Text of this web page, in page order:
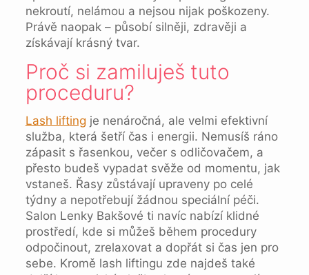
nekroutí, nelámou a nejsou nijak poškozeny.
Právě naopak – působí silněji, zdravěji a
získávají krásný tvar.
Proč si zamiluješ tuto
proceduru?
Lash lifting je nenáročná, ale velmi efektivní
služba, která šetří čas i energii. Nemusíš ráno
zápasit s řasenkou, večer s odličovačem, a
přesto budeš vypadat svěže od momentu, jak
vstaneš. Řasy zůstávají upraveny po celé
týdny a nepotřebují žádnou speciální péči.
Salon Lenky Bakšové ti navíc nabízí klidné
prostředí, kde si můžeš během procedury
odpočinout, zrelaxovat a dopřát si čas jen pro
sebe. Kromě lash liftingu zde najdeš také